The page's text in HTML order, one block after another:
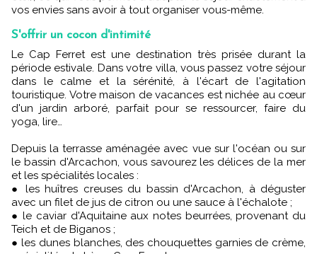
vos envies sans avoir à tout organiser vous-même.
S'offrir un cocon d'intimité
Le Cap Ferret est une destination très prisée durant la
période estivale. Dans votre villa, vous passez votre séjour
dans le calme et la sérénité, à l'écart de l'agitation
touristique. Votre maison de vacances est nichée au cœur
d'un jardin arboré, parfait pour se ressourcer, faire du
yoga, lire…
Depuis la terrasse aménagée avec vue sur l'océan ou sur
le bassin d'Arcachon, vous savourez les délices de la mer
et les spécialités locales :
● les huîtres creuses du bassin d'Arcachon, à déguster
avec un filet de jus de citron ou une sauce à l'échalote ;
● le caviar d'Aquitaine aux notes beurrées, provenant du
Teich et de Biganos ;
● les dunes blanches, des chouquettes garnies de crème,